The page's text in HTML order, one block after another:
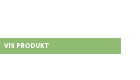
VIS PRODUKT